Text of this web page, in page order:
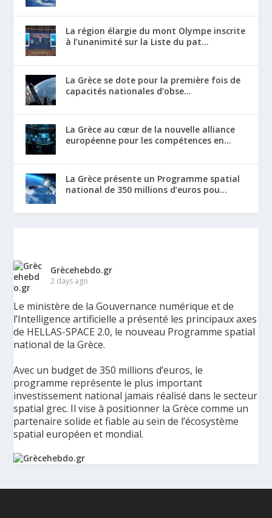
La région élargie du mont Olympe inscrite
à l’unanimité sur la Liste du pat...
La Grèce se dote pour la première fois de
capacités nationales d’obse...
La Grèce au cœur de la nouvelle alliance
européenne pour les compétences en...
La Grèce présente un Programme spatial
national de 350 millions d’euros pou...
Grècehebdo.gr
2 days ago
Le ministère de la Gouvernance numérique et de
l’Intelligence artificielle a présenté les principaux axes
de HELLAS-SPACE 2.0, le nouveau Programme spatial
national de la Grèce.
Avec un budget de 350 millions d’euros, le
programme représente le plus important
investissement national jamais réalisé dans le secteur
spatial grec. Il vise à positionner la Grèce comme un
partenaire solide et fiable au sein de l’écosystème
spatial européen et mondial.
350 millions d’euros pour renforcer la sécurité,